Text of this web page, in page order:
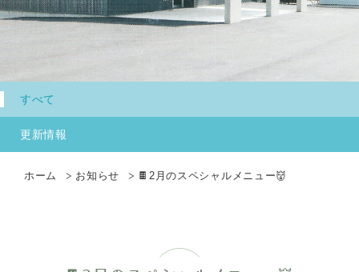
すべて
更新情報
ホーム お知らせ 🍫2月のスペシャルメニュー👹